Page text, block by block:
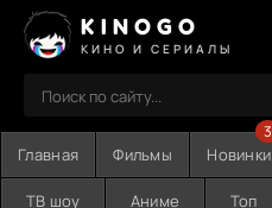
KINOGO
КИНО И СЕРИАЛЫ
Главная Фильмы Новинки
3
ТВ шоу Аниме Топ